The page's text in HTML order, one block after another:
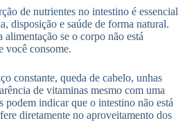
de nutrientes no intestino é essencial
disposição e saúde de forma natural.
se o corpo não está
você consome.
constante, queda de cabelo, unhas
de vitaminas mesmo com uma
podem indicar que o intestino não está
diretamente no aproveitamento dos